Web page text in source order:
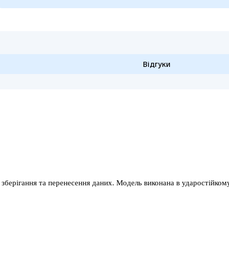
Відгуки
та перенесення даних. Модель виконана в